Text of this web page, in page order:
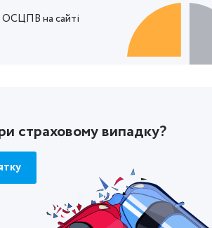
ОСЦПВ на сайті
страховому випадку?